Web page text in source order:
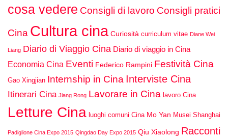
cosa vedere Consigli di lavoro Consigli pratici
Cina Cultura cina Curiosità curriculum vitae Diane Wei
Liang Diario di Viaggio Cina Diario di viaggio in Cina
Economia Cina Eventi Federico Rampini Festività Cina
Gao Xingjian Internship in Cina Interviste Cina
Itinerari Cina Jiang Rong Lavorare in Cina lavoro Cina
Letture Cina luoghi comuni Cina Mo Yan Musei Shanghai
Padiglione Cina Expo 2015 Qingdao Day Expo 2015 Qiu Xiaolong Racconti